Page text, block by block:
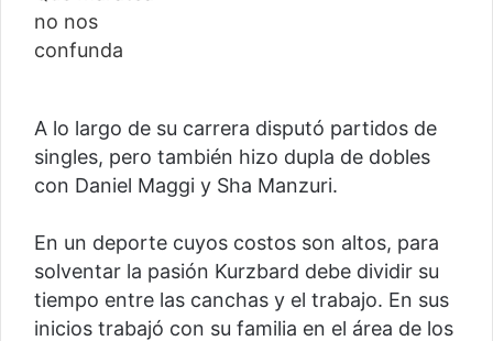
A lo largo de su carrera disputó partidos de
singles, pero también hizo dupla de dobles
con Daniel Maggi y Sha Manzuri.
En un deporte cuyos costos son altos, para
solventar la pasión Kurzbard debe dividir su
tiempo entre las canchas y el trabajo. En sus
inicios trabajó con su familia en el área de los